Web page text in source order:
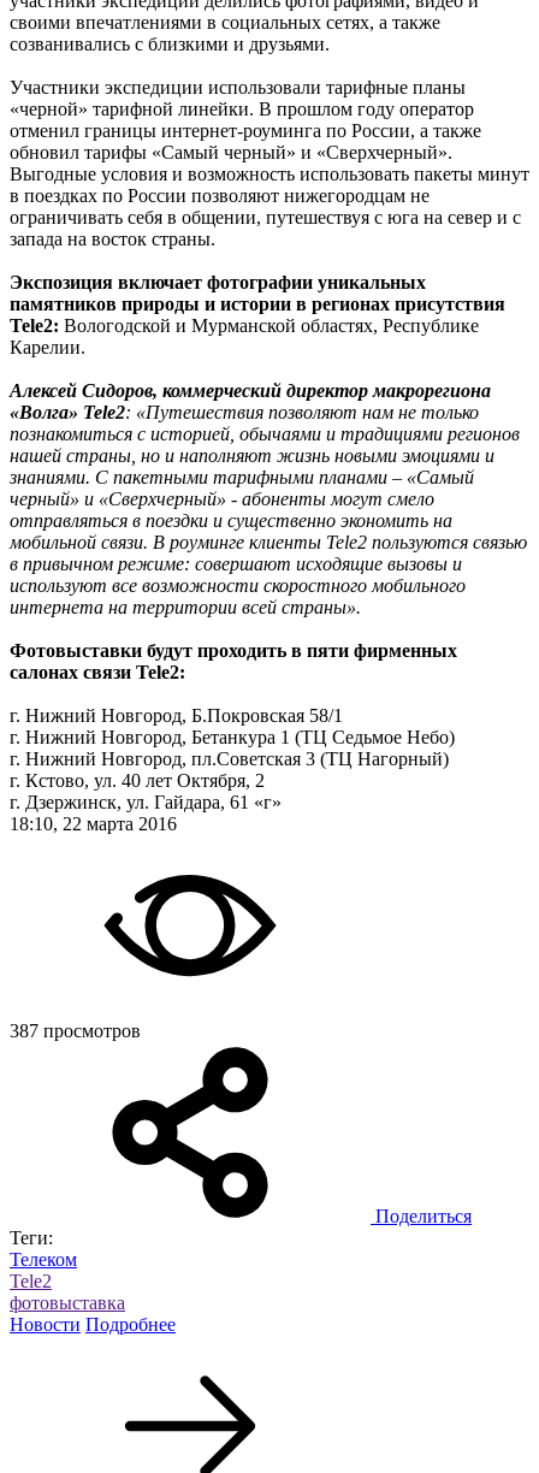
своими впечатлениями в социальных сетях, а также
созванивались с близкими и друзьями.
Участники экспедиции использовали тарифные планы
«черной» тарифной линейки. В прошлом году оператор
отменил границы интернет-роуминга по России, а также
обновил тарифы «Самый черный» и «Сверхчерный».
Выгодные условия и возможность использовать пакеты минут
в поездках по России позволяют нижегородцам не
ограничивать себя в общении, путешествуя с юга на север и с
запада на восток страны.
Экспозиция включает фотографии уникальных
памятников природы и истории в регионах присутствия
Tele2: Вологодской и Мурманской областях, Республике
Карелии.
Алексей Сидоров, коммерческий директор макрорегиона
«Волга» Tele2: «Путешествия позволяют нам не только
познакомиться с историей, обычаями и традициями регионов
нашей страны, но и наполняют жизнь новыми эмоциями и
знаниями. С пакетными тарифными планами – «Самый
черный» и «Сверхчерный» - абоненты могут смело
отправляться в поездки и существенно экономить на
мобильной связи. В роуминге клиенты Tele2 пользуются связью
в привычном режиме: совершают исходящие вызовы и
используют все возможности скоростного мобильного
интернета на территории всей страны».
Фотовыставки будут проходить в пяти фирменных
салонах связи Tele2:
г. Нижний Новгород, Б.Покровская 58/1
г. Нижний Новгород, Бетанкура 1 (ТЦ Седьмое Небо)
г. Нижний Новгород, пл.Советская 3 (ТЦ Нагорный)
г. Кстово, ул. 40 лет Октября, 2
г. Дзержинск, ул. Гайдара, 61 «г»
18:10, 22 марта 2016
387 просмотров
Поделиться
Теги:
Телеком
Tele2
фотовыставка
Новости Подробнее